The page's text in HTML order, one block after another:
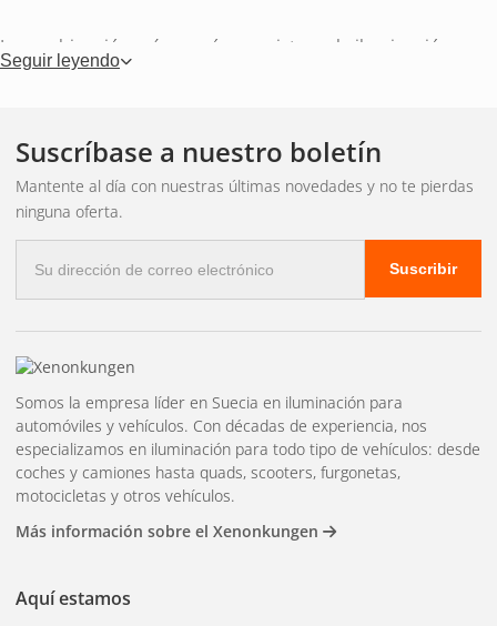
La combinación más común consiste en la iluminación
frontal y lateral en la misma lámpara. Esta lámpara cuenta
amarillo que ilumina hacia los lados, lo que significa que la
misma unidad cumple con ambos requisitos legales. Otras
variantes incluyen intermitentes dinámicos integrados con
la iluminación frontal, o iluminación trasera combinada con
¿Cuándo es apropiada
una lámpara
combinada?
Las luces combinadas son especialmente populares en
ahorra tiempo en vehículos nuevos, ya que requieren
Seguir leyendo
Suscríbase a nuestro boletín
Mantente al día con nuestras últimas novedades y no te pierdas
ninguna oferta.
electrónico
Suscribir
Somos la empresa líder en Suecia en iluminación para
automóviles y vehículos. Con décadas de experiencia, nos
especializamos en iluminación para todo tipo de vehículos: desde
coches y camiones hasta quads, scooters, furgonetas,
motocicletas y otros vehículos.
Más información sobre el Xenonkungen
Aquí estamos